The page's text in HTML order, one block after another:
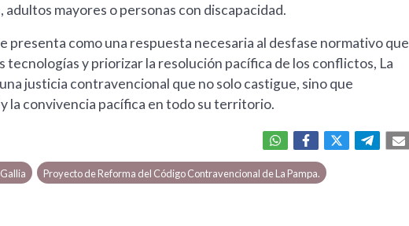
mayores o personas con discapacidad.
presenta como una respuesta necesaria al desfase normativo que
tecnologías y priorizar la resolución pacífica de los conflictos, La
justicia contravencional que no solo castigue, sino que
la convivencia pacífica en todo su territorio.
Proyecto de Reforma del Código Contravencional de La Pampa.